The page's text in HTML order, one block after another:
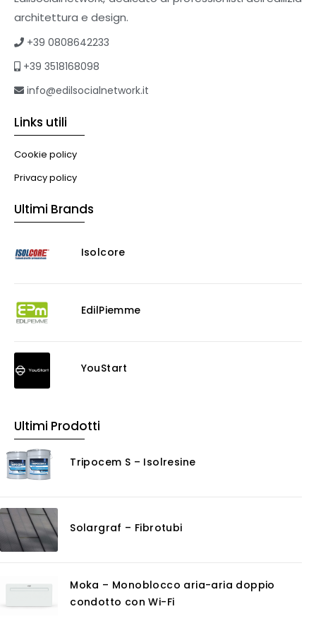
Tetti verdi
eBook
Formazione professionale
Illuminazione
Murature
Risanamento E Restauro
Consolidanti
Rasanti per muro
Senza Categoria
Consulenza
GIS
Piattaforme Cloud
architettura e design.
+39 0808642233
+39 3518168098
info@edilsocialnetwork.it
Links utili
Cookie policy
Privacy policy
Ultimi Brands
Isolcore
EdilPiemme
YouStart
Ultimi Prodotti
Tripocem S – Isolresine
Solargraf – Fibrotubi
Moka – Monoblocco aria-aria doppio
condotto con Wi-Fi